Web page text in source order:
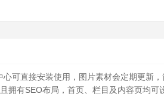
可直接安装使用，图片素材会定期更新
有SEO布局，首页、栏目及内容页均